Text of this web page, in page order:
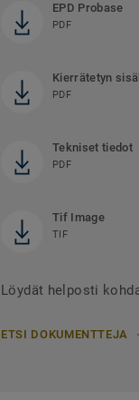
EPD Probase
PDF
Kierrätetyn
PDF
Tekniset tiedot
PDF
Tif Image
TIF
Löydät helposti
ETSI DOKUMENTTEJA